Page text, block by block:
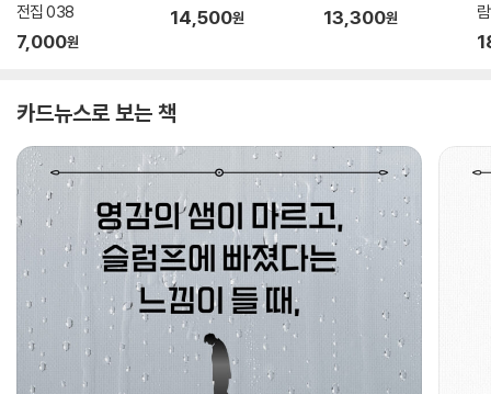
전집 038
7,000원
14,500원 13,300원
람
카드뉴스로 보는 책